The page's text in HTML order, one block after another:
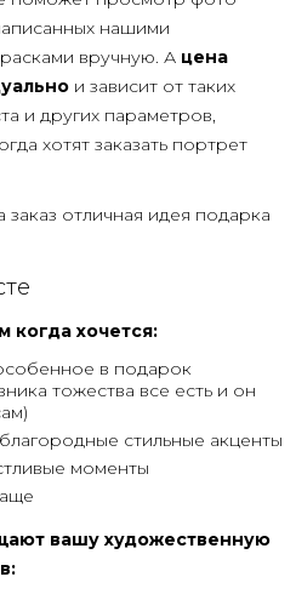
нашими
вручную. А цена
и зависит от таких
и других параметров,
хотят заказать портрет
отличная идея подарка
когда хочется:
в подарок
тожества все есть и он
стильные акценты
моменты
вашу художественную